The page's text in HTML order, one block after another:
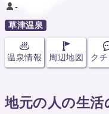
-
草津温泉
温泉情報 周辺地図 クチ
地元の人の生